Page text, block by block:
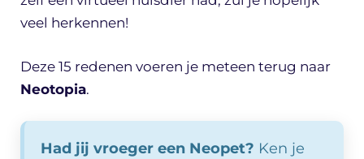
veel herkennen!
Deze 15 redenen voeren je meteen terug naar
Neotopia.
Had jij vroeger een Neopet? Ken je